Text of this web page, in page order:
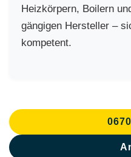
Heizkörpern, Boilern
gängigen Hersteller –
kompetent.